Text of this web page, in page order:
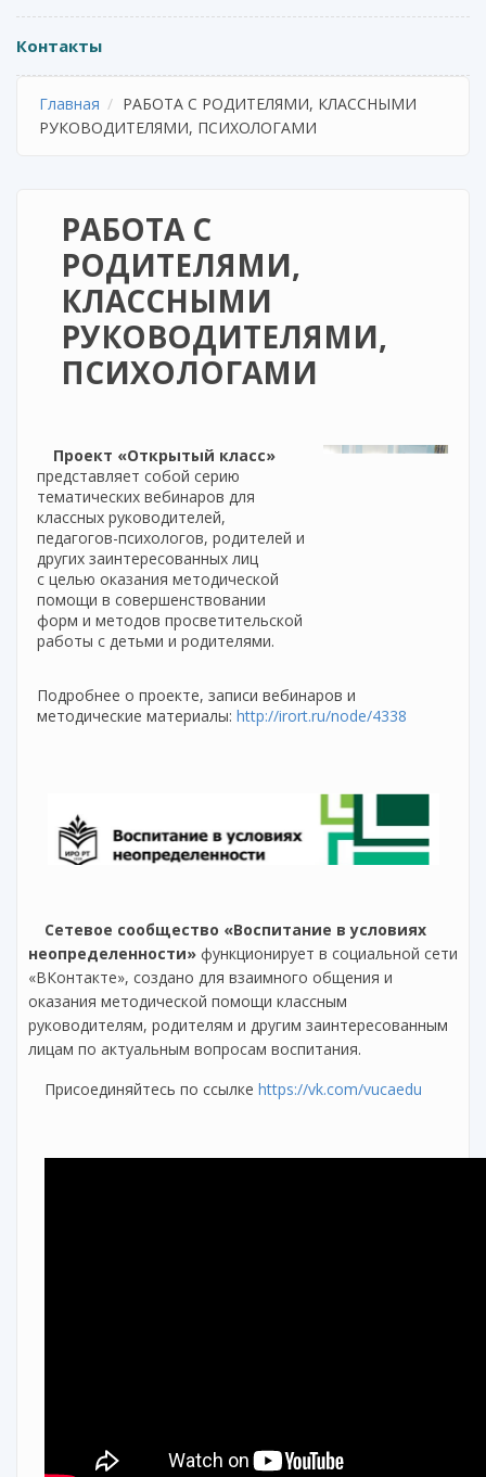
Контакты
Главная
РАБОТА С РОДИТЕЛЯМИ, КЛАССНЫМИ
РУКОВОДИТЕЛЯМИ, ПСИХОЛОГАМИ
РАБОТА С
РОДИТЕЛЯМИ,
КЛАССНЫМИ
РУКОВОДИТЕЛЯМИ,
ПСИХОЛОГАМИ
Проект «Открытый класс»
представляет собой серию
тематических вебинаров для
классных руководителей,
педагогов-психологов, родителей и
других заинтересованных лиц
с целью оказания методической
помощи в совершенствовании
форм и методов просветительской
работы с детьми и родителями.
Подробнее о проекте, записи вебинаров и
методические материалы: http://irort.ru/node/4338
Сетевое сообщество «Воспитание в условиях
неопределенности» функционирует в социальной сети
«ВКонтакте», создано для взаимного общения и
оказания методической помощи классным
руководителям, родителям и другим заинтересованным
лицам по актуальным вопросам воспитания.
Присоединяйтесь по ссылке https://vk.com/vucaedu